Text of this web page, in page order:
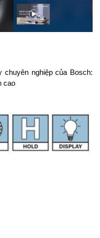
nghiệp của Bosch:
cao